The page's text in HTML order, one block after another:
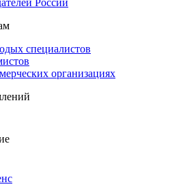
России
специалистов
организациях